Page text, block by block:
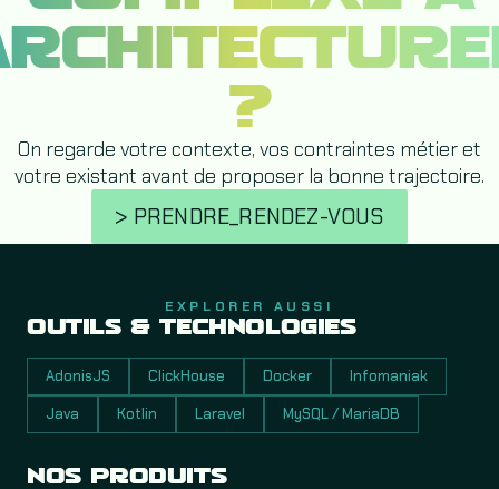
?
On regarde votre contexte, vos contraintes métier et
votre existant avant de proposer la bonne trajectoire.
> PRENDRE_RENDEZ-VOUS
EXPLORER AUSSI
OUTILS & TECHNOLOGIES
AdonisJS ClickHouse Docker
Infomaniak
Java
Kotlin Laravel MySQL / MariaDB
NOS PRODUITS